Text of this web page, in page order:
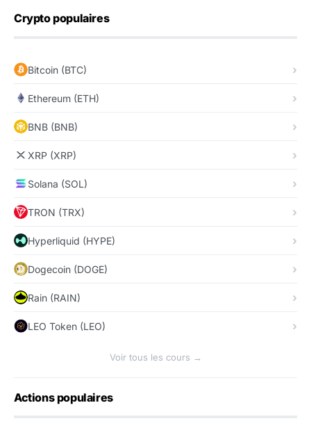
Crypto populaires
Bitcoin (BTC)
Ethereum (ETH)
BNB (BNB)
XRP (XRP)
Solana (SOL)
TRON (TRX)
Hyperliquid (HYPE)
Dogecoin (DOGE)
Rain (RAIN)
LEO Token (LEO)
Voir tous les cours →
Actions populaires